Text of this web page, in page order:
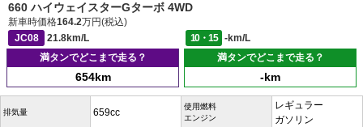
660 ハイウェイスターGターボ 4WD
新車時価格164.2万円(税込)
JC08
21.8km/L 10・15
-km/L
満タンでどこまで走る？
654km
満タンでどこまで走る？
-km
排気量 659cc
使用燃料
エンジン
レギュラー
ガソリン